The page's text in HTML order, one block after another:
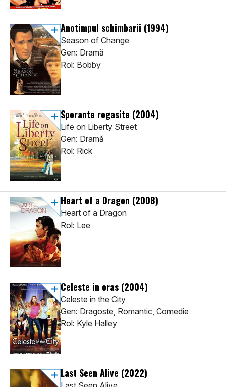
Anotimpul schimbarii (1994)
Season of Change
Gen: Dramă
Rol: Bobby
Sperante regasite (2004)
Life on Liberty Street
Gen: Dramă
Rol: Rick
Heart of a Dragon (2008)
Heart of a Dragon
Rol: Lee
Celeste in oras (2004)
Celeste in the City
Gen: Dragoste, Romantic, Comedie
Rol: Kyle Halley
Last Seen Alive (2022)